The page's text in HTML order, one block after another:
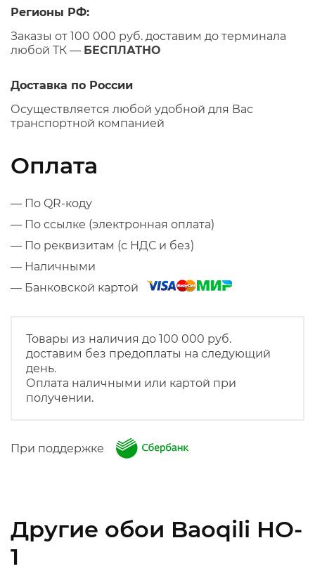
Регионы РФ:
Заказы от 100 000 руб. доставим до терминала
любой ТК — БЕСПЛАТНО
Доставка по России
Осуществляется любой удобной для Вас
транспортной компанией
Оплата
— По QR-коду
— По ссылке (электронная оплата)
— По реквизитам (с НДС и без)
— Наличными
— Банковской картой
Товары из наличия до 100 000 руб.
доставим без предоплаты на следующий
день.
Оплата наличными или картой при
получении.
При поддержке
Другие обои Baoqili HO-
1